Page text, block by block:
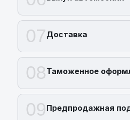
07Доставка
08Таможенное
09Предпродажная